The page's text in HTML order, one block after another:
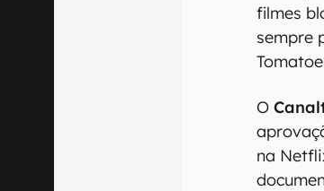
filmes
sempre
O
na